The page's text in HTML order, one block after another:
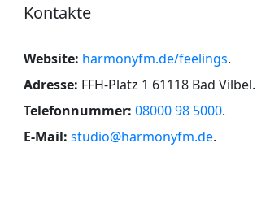
Kontakte
Website: harmonyfm.de/feelings.
Adresse: FFH-Platz 1 61118 Bad Vilbel.
Telefonnummer: 08000 98 5000.
E-Mail: studio@harmonyfm.de.